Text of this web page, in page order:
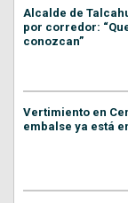
Alcalde de
por corredor:
conozcan”
Vertimiento en
embalse ya está